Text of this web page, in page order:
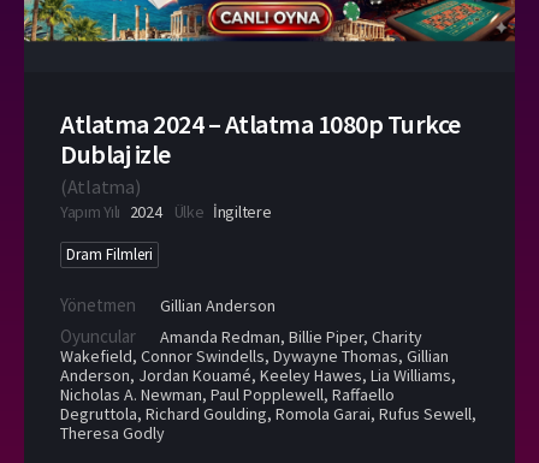
Atlatma 2024 – Atlatma 1080p Turkce
Dublaj izle
(Atlatma)
Yapım Yılı 2024 Ülke İngiltere
Dram Filmleri
Yönetmen Gillian Anderson
Oyuncular Amanda Redman, Billie Piper, Charity
Wakefield, Connor Swindells, Dywayne Thomas, Gillian
Anderson, Jordan Kouamé, Keeley Hawes, Lia Williams,
Nicholas A. Newman, Paul Popplewell, Raffaello
Degruttola, Richard Goulding, Romola Garai, Rufus Sewell,
Theresa Godly